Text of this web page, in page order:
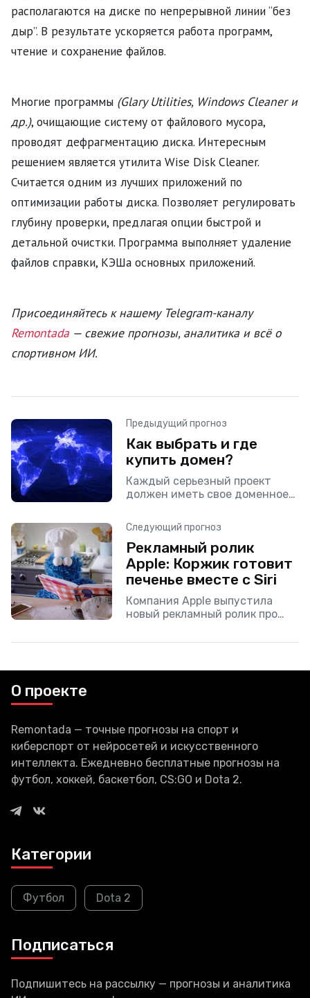
располагаются на диске по непрерывной линии “без
дыр”. В результате ускоряется работа программ,
чтение и сохранение файлов.
Многие программы (Glary Utilities, Windows Cleaner и
др.), очищающие систему от файлового мусора,
проводят дефрагментацию диска. Интересным
решением является утилита Wise Disk Cleaner.
Считается одним из лучших приложений по
оптимизации работы диска. Позволяет регулировать
глубину проверки, предлагая опции быстрой и
детальной очистки. Программа выполняет удаление
файлов справки, КЭШа основных приложений.
Присоединяйтесь к нашему Telegram-каналу
Remontada — свежие прогнозы, аналитика и всё о
спортивном ИИ.
Предыдущий прогноз
Как выбрать и где
купить домен?
Каждый серьезный проект
должен иметь свое доменное
домен — это не бесплатная
вещь, но цены у разных
регистраторов отличаются,
порой различия в
Следующий прогноз
Рекламный ролик
Apple: Коржик готовит
печенье вместе с Siri
Компания Apple выпустила
новый рекламный ролик про
Plus всегда активна. Реклама
О проекте
Remontada — точные прогнозы на спорт и
киберспорт от нейросетей и искусственного
интеллекта. Ежедневно бесплатные прогнозы на
футбол, хоккей, баскетбол, CS:GO и Dota 2.
Категории
Футбол Dota 2
Подписаться
Подпишитесь на рассылку — прогнозы и аналитика